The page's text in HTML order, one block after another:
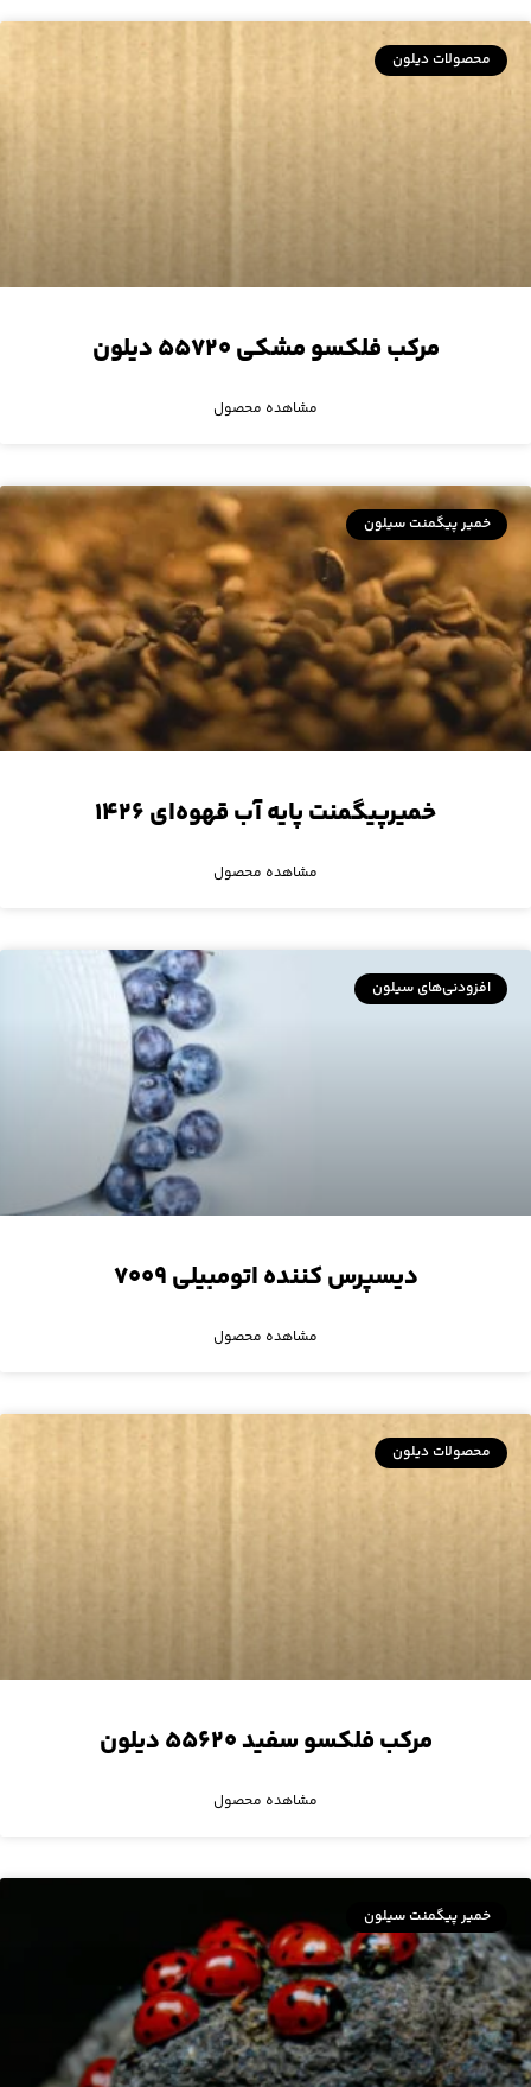
محصولات دیلون
مرکب فلکسو مشکی ۵۵۷۲۰ دیلون
مشاهده محصول
خمیر پیگمنت سیلون
خمیرپیگمنت پایه آب قهوه‌ای ۱۴۲۶
مشاهده محصول
افزودنی‌های سیلون
دیسپرس کننده اتومبیلی ۷۰۰۹
مشاهده محصول
محصولات دیلون
مرکب فلکسو سفید ۵۵۶۲۰ دیلون
مشاهده محصول
خمیر پیگمنت سیلون